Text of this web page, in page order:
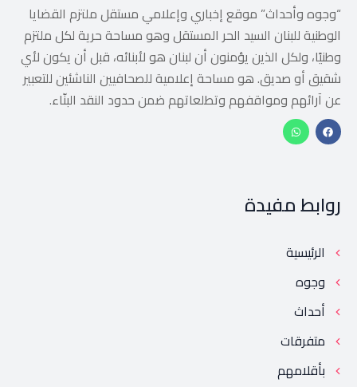
“وجوه وأحداث” موقع إخباري وإعلامي مستقل ملتزم القضايا
الوطنية للبنان السيد الحر المستقل وهو مساحة حرية لكل ملتزم
وطنيًا، ولكل الذين يؤمنون أن لبنان هو لأبنائه، قبل أن يكون لأي
شقيق أو صديق. هو مساحة إعلامية للصحافيين الناشئين للتعبير
عن آرائهم ومواقفهم وتطلعاتهم ضمن حدود النقد البنّاء.
روابط مفيدة
الرئيسية
وجوه
أحداث
متفرقات
بأقلامهم